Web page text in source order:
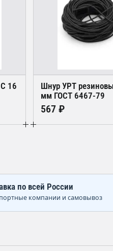
16
Шнур УРТ
мм ГОСТ 6467-79
567 ₽
по всей России
компании и самовывоз